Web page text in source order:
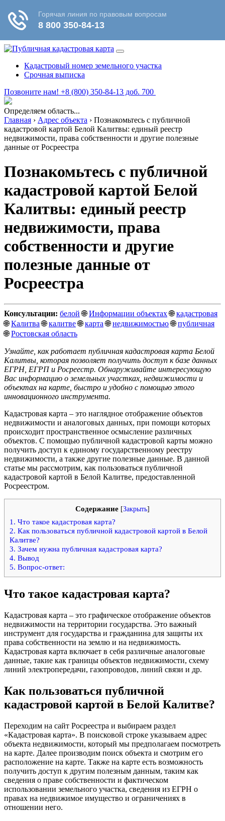
Кадастровый номер земельного участка
Срочная выписка
Позвоните нам! +8 (800) 350-84-13 доб. 700
Определяем область...
Главная › Адрес объекта › Познакомьтесь с публичной
кадастровой картой Белой Калитвы: единый реестр
недвижимости, права собственности и другие полезные
данные от Росреестра
Познакомьтесь с публичной
кадастровой картой Белой
Калитвы: единый реестр
недвижимости, права
собственности и другие
полезные данные от
Росреестра
Консультации: белой🌐Информации объектах🌐кадастровая
🌐Калитва🌐калитве🌐карта🌐недвижимостью🌐публичная
🌐Ростовская область
Узнайте, как работает публичная кадастровая карта Белой
Калитвы, которая позволяет получить доступ к базе данных
ЕГРН, ЕГРП и Росреестр. Обнаруживайте интересующую
Вас информацию о земельных участках, недвижимости и
объектах на карте, быстро и удобно с помощью этого
инновационного инструмента.
Кадастровая карта – это наглядное отображение объектов
недвижимости и аналоговых данных, при помощи которых
происходит пространственное осмысление различных
объектов. С помощью публичной кадастровой карты можно
получить доступ к единому государственному реестру
недвижимости, а также другие полезные данные. В данной
статье мы рассмотрим, как пользоваться публичной
кадастровой картой в Белой Калитве, предоставленной
Росреестром.
Содержание [Закрыть]
1. Что такое кадастровая карта?
2. Как пользоваться публичной кадастровой картой в Белой
Калитве?
3. Зачем нужна публичная кадастровая карта?
4. Вывод
5. Вопрос-ответ:
Что такое кадастровая карта?
Кадастровая карта – это графическое отображение объектов
недвижимости на территории государства. Это важный
инструмент для государства и гражданина для защиты их
права собственности на землю и на недвижимость.
Кадастровая карта включает в себя различные аналоговые
данные, такие как границы объектов недвижимости, схему
линий электропередачи, газопроводов, линий связи и др.
Как пользоваться публичной
кадастровой картой в Белой Калитве?
Переходим на сайт Росреестра и выбираем раздел
«Кадастровая карта». В поисковой строке указываем адрес
объекта недвижимости, который мы предполагаем посмотреть
на карте. Далее производим поиск объекта и смотрим его
расположение на карте. Также на карте есть возможность
получить доступ к другим полезным данным, таким как
сведения о праве собственности и фактическом
использовании земельного участка, сведения из ЕГРН о
правах на недвижимое имущество и ограничениях в
отношении него.